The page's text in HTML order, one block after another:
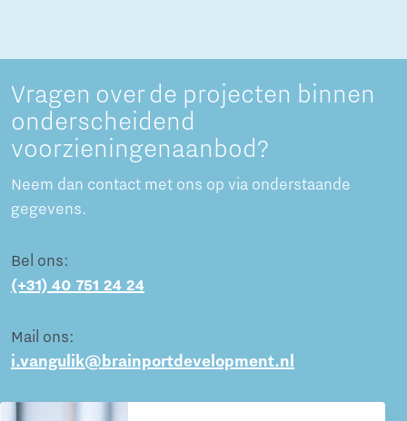
Vragen over de projecten binnen
onderscheidend
voorzieningenaanbod?
Neem dan contact met ons op via onderstaande
gegevens.
Bel ons:
(+31) 40 751 24 24
Mail ons:
i.vangulik@brainportdevelopment.nl